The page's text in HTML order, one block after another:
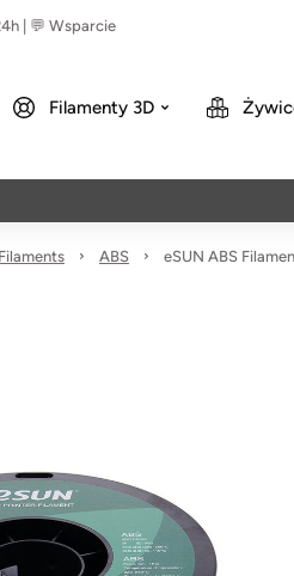
| 💬 Wsparcie
Filamenty 3D
ABS eSUN ABS